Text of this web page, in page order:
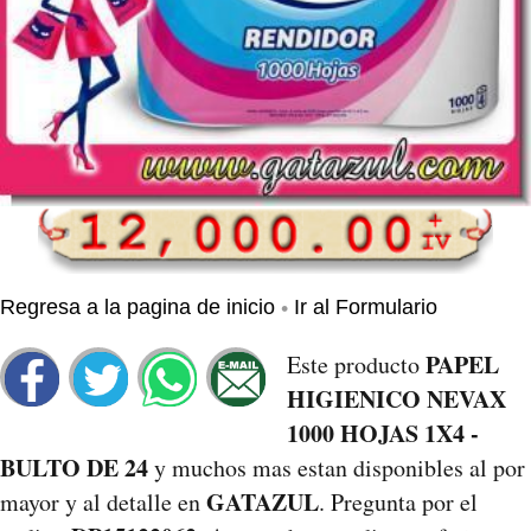
Regresa a la pagina de inicio • Ir al Formulario
Este productoPAPEL
HIGIENICO NEVAX
1000 HOJAS 1X4 -
BULTO DE 24y muchos mas estan disponibles al por
mayor y al detalle enGATAZUL. Pregunta por el